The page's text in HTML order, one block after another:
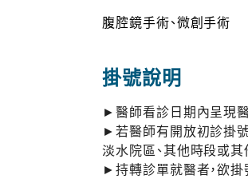
腹腔鏡手術、微創手術
掛號說明
►醫師看診日期內呈現
►若醫師有開放初診掛號
淡水院區、其他時段或其
►持轉診單就醫者，欲